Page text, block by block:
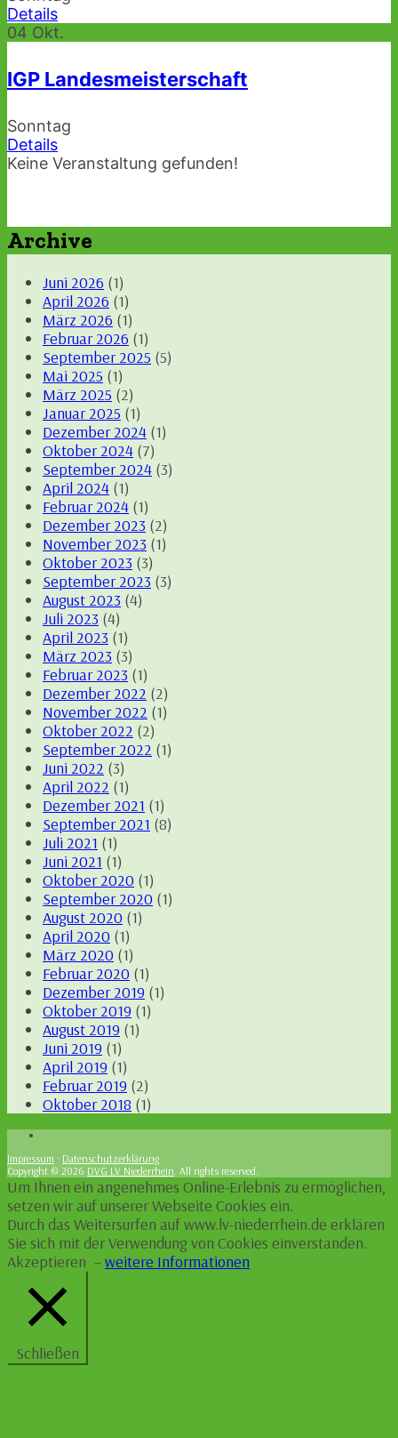
Details
04 Okt.
IGP Landesmeisterschaft
Sonntag
Details
Keine Veranstaltung gefunden!
Archive
Juni 2026 (1)
April 2026 (1)
März 2026 (1)
Februar 2026 (1)
September 2025 (5)
Mai 2025 (1)
März 2025 (2)
Januar 2025 (1)
Dezember 2024 (1)
Oktober 2024 (7)
September 2024 (3)
April 2024 (1)
Februar 2024 (1)
Dezember 2023 (2)
November 2023 (1)
Oktober 2023 (3)
September 2023 (3)
August 2023 (4)
Juli 2023 (4)
April 2023 (1)
März 2023 (3)
Februar 2023 (1)
Dezember 2022 (2)
November 2022 (1)
Oktober 2022 (2)
September 2022 (1)
Juni 2022 (3)
April 2022 (1)
Dezember 2021 (1)
September 2021 (8)
Juli 2021 (1)
Juni 2021 (1)
Oktober 2020 (1)
September 2020 (1)
August 2020 (1)
April 2020 (1)
März 2020 (1)
Februar 2020 (1)
Dezember 2019 (1)
Oktober 2019 (1)
August 2019 (1)
Juni 2019 (1)
April 2019 (1)
Februar 2019 (2)
Oktober 2018 (1)
Impressum · Datenschutzerklärung
Copyright © 2026 DVG LV Niederrhein. All rights reserved.
Um Ihnen ein angenehmes Online-Erlebnis zu ermöglichen,
setzen wir auf unserer Webseite Cookies ein.
Durch das Weitersurfen auf www.lv-niederrhein.de erklären
Sie sich mit der Verwendung von Cookies einverstanden.
Akzeptieren –weitere Informationen
Schließen